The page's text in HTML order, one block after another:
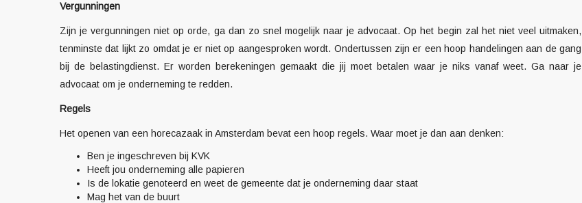
Vergunningen
Zijn je vergunningen niet op orde, ga dan zo snel mogelijk naar je advocaat. Op het begin zal het niet veel uitmaken,
tenminste dat lijkt zo omdat je er niet op aangesproken wordt. Ondertussen zijn er een hoop handelingen aan de gang
bij de belastingdienst. Er worden berekeningen gemaakt die jij moet betalen waar je niks vanaf weet. Ga naar je
advocaat om je onderneming te redden.
Regels
Het openen van een horecazaak in Amsterdam bevat een hoop regels. Waar moet je dan aan denken:
Ben je ingeschreven bij KVK
Heeft jou onderneming alle papieren
Is de lokatie genoteerd en weet de gemeente dat je onderneming daar staat
Mag het van de buurt